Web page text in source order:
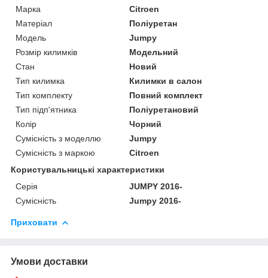
Марка
Citroen
Матеріал
Поліуретан
Модель
Jumpy
Розмір килимків
Модельний
Стан
Новий
Тип килимка
Килимки в салон
Тип комплекту
Повний комплект
Тип підп'ятника
Поліуретановий
Колір
Чорний
Сумісність з моделлю
Jumpy
Сумісність з маркою
Citroen
Користувальницькі характеристики
Серія
JUMPY 2016-
Сумісність
Jumpy 2016-
Приховати
Умови доставки